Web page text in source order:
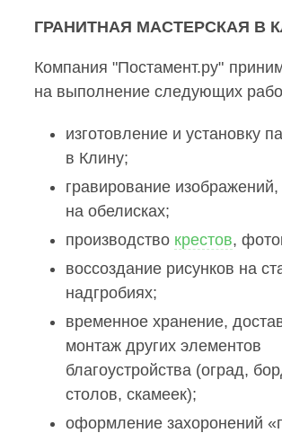
ГРАНИТНАЯ МАСТЕРСКАЯ В
Компания "Постамент.ру"
на выполнение следующих
изготовление и установку
в Клину;
гравирование
на обелисках;
производство крестов,
воссоздание рисунков на
надгробиях;
временное хранение,
монтаж других элементов
благоустройства (оград,
столов, скамеек);
оформление захоронений